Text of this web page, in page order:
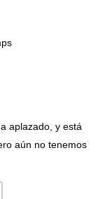
aplazado, y está
aún no tenemos